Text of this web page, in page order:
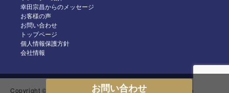
2024年8月
2024年7月
2024年6月
幸田宗昌からのメッセージ
お客様の声
お問い合わせ
トップページ
個人情報保護方針
会社情報
Copyright © 2018-2024 IRM感情科学プログラム All Rights Reserved.
お問い合わせ